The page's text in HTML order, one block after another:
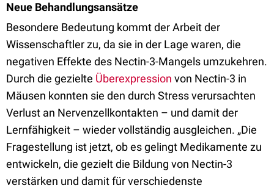
Neue Behandlungsansätze
Besondere Bedeutung kommt der Arbeit der
Wissenschaftler zu, da sie in der Lage waren, die
negativen Effekte des Nectin-3-Mangels umzukehren.
Durch die gezielte Überexpression von Nectin-3 in
Mäusen konnten sie den durch Stress verursachten
Verlust an Nervenzellkontakten – und damit der
Lernfähigkeit – wieder vollständig ausgleichen. „Die
Fragestellung ist jetzt, ob es gelingt Medikamente zu
entwickeln, die gezielt die Bildung von Nectin-3
verstärken und damit für verschiedenste